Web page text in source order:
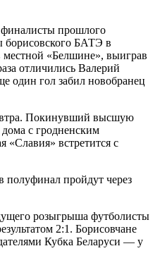
прошлого
борисовского БАТЭ в
местной «Белшине», выиграв
отличились Валерий
один гол забил новобранец
Покинувший высшую
с гродненским
встретится с
полуфинал пройдут через
розыгрыша футболисты
2:1. Борисовчане
Кубка Беларуси — у